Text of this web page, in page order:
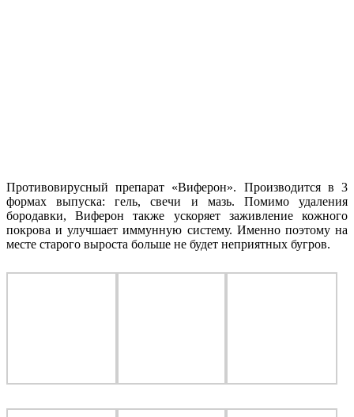
Противовирусный препарат «Виферон». Производится в 3
формах выпуска: гель, свечи и мазь. Помимо удаления
бородавки, Виферон также ускоряет заживление кожного
покрова и улучшает иммунную систему. Именно поэтому на
месте старого выроста больше не будет неприятных бугров.